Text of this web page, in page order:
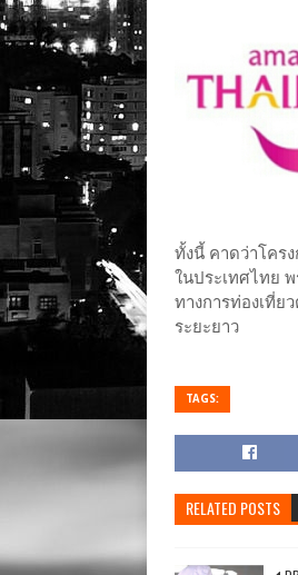
ทั้งนี้ คาดว่าโคร
ในประเทศไทย
ทางการท่องเที่ย
ระยะยาว
TAGS:
RELATED POSTS